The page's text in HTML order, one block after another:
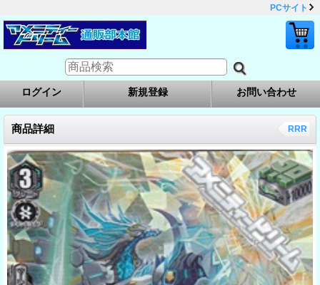
PCサイト
ログイン 新規登録 お問い合わせ
商品詳細 RRR